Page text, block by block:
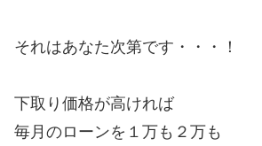
それはあなた次第です・・・！
下取り価格が高ければ
毎月のローンを１万も２万も